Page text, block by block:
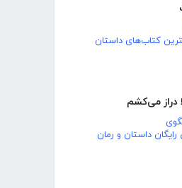
کتاب‌های داستان
دراز می‌کشم
داستان و رمان